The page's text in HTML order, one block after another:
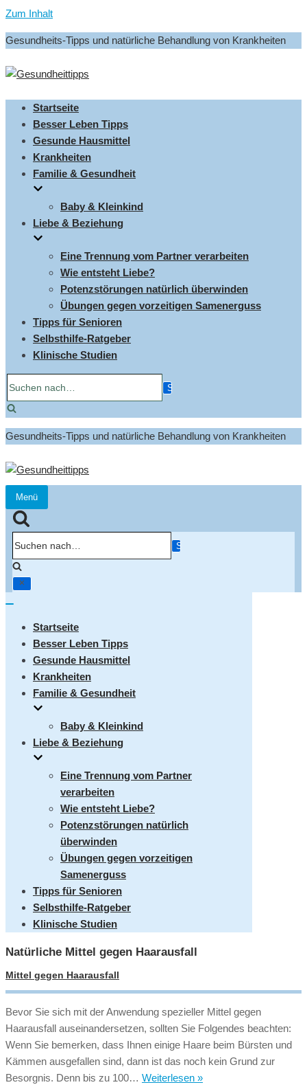
Zum Inhalt
Gesundheits-Tipps und natürliche Behandlung von Krankheiten
Startseite
Besser Leben Tipps
Gesunde Hausmittel
Krankheiten
Familie & Gesundheit
Baby & Kleinkind
Liebe & Beziehung
Eine Trennung vom Partner verarbeiten
Wie entsteht Liebe?
Potenzstörungen natürlich überwinden
Übungen gegen vorzeitigen Samenerguss
Tipps für Senioren
Selbsthilfe-Ratgeber
Klinische Studien
Gesundheits-Tipps und natürliche Behandlung von Krankheiten
Menü
Navigation
umschalten
Startseite
Besser Leben Tipps
Gesunde Hausmittel
Krankheiten
Familie & Gesundheit
Baby & Kleinkind
Liebe & Beziehung
Eine Trennung vom Partner
verarbeiten
Wie entsteht Liebe?
Potenzstörungen natürlich
überwinden
Übungen gegen vorzeitigen
Samenerguss
Tipps für Senioren
Selbsthilfe-Ratgeber
Klinische Studien
Natürliche Mittel gegen Haarausfall
Mittel gegen Haarausfall
Bevor Sie sich mit der Anwendung spezieller Mittel gegen
Haarausfall auseinandersetzen, sollten Sie Folgendes beachten:
Wenn Sie bemerken, dass Ihnen einige Haare beim Bürsten und
Kämmen ausgefallen sind, dann ist das noch kein Grund zur
Besorgnis. Denn bis zu 100… Weiterlesen »Mittel